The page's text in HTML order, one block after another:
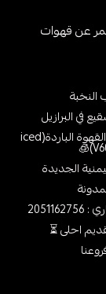
عن قهوات
النخبة
في البرازيل
طريقة تحضير القهوة الباردة(iced
الجديدة
احلى ⏳